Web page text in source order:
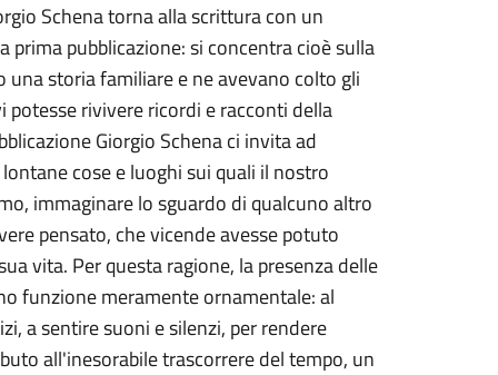
Schena torna alla scrittura con un
prima pubblicazione: si concentra cioè sulla
storia familiare e ne avevano colto gli
rivivere ricordi e racconti della
Giorgio Schena ci invita ad
cose e luoghi sui quali il nostro
immaginare lo sguardo di qualcuno altro
pensato, che vicende avesse potuto
vita. Per questa ragione, la presenza delle
funzione meramente ornamentale: al
a sentire suoni e silenzi, per rendere
all'inesorabile trascorrere del tempo, un